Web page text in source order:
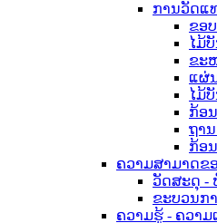
ການວັດແ
ຂອ
ໄມ້ບັ
ຂະ
ແຜ່
ໄມ້
ກ້ອ
ຖາ
ກ້ອ
ຄວາມສາມາດຂ
ວັດສະດຸ -
ຂະບວນກ
ຄວາມຮູ້ - ຄວາ